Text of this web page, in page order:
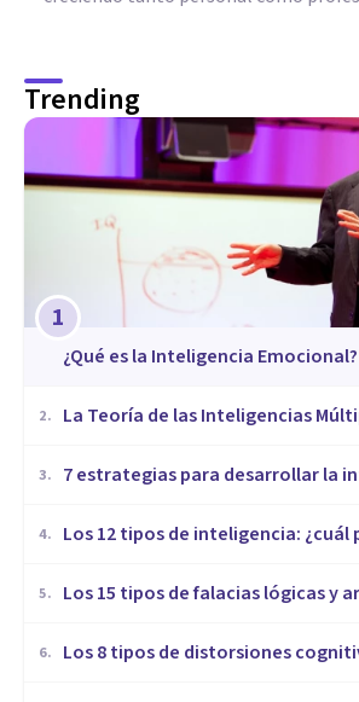
Trending
1
¿Qué es la Inteligencia Emocional?
2. La Teoría de las Inteligencias
3. 7 estrategias para desarrollar la
4. Los 12 tipos de inteligencia: ¿cuál
5. Los 15 tipos de falacias lógicas y
6. Los 8 tipos de distorsiones